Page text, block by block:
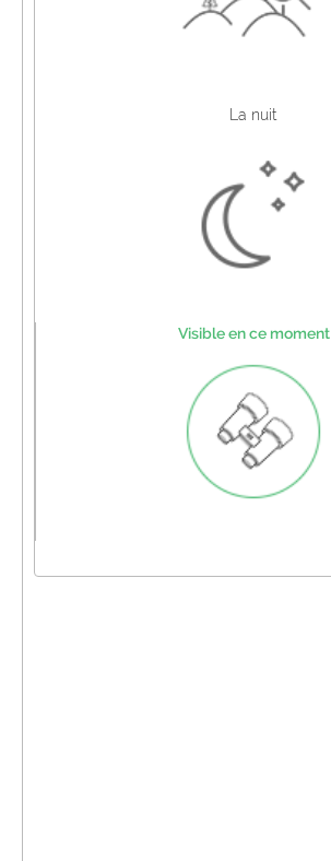
La nuit
Visible en ce moment